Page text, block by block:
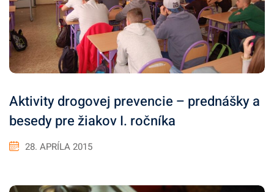
Aktivity drogovej prevencie – prednášky a
besedy pre žiakov I. ročníka
28. APRÍLA 2015